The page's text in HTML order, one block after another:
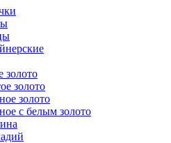
золото
золото
золото
с белым золото